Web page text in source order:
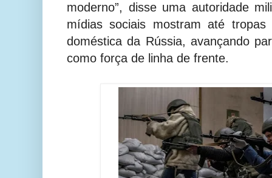
moderno”, disse uma autoridade
mídias sociais mostram até
doméstica da Rússia, avançando
como força de linha de frente.